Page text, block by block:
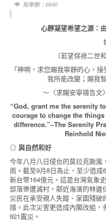
點擊數：6646
心靜凝望希望之源：
（若望保祿二世
「神啊，求您賜我寧靜的心，
我所能改變；賜我
～〈求賜安寧禱告文
“God, grant me the serenity
courage to change the
difference.”–The Serenity
Reinhold
◎與自然和好
今年八月八日侵台的莫拉克颱
雨。截至9月8日為止，至少造
新台幣164億元。這是台灣氣象
部落慘遭滅村，鄰近海濱的林邊
災民在承受親人失蹤、家園殘
措。此次災害更造成內閣改組，
921震災。